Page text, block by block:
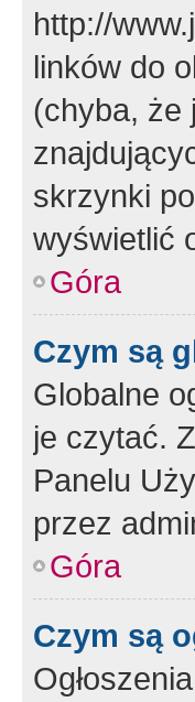
http://
linków do
(chyba, że
skrzynki
wyświetlić
Góra
Czym są
Globalne
je czytać.
Panelu
przez
Góra
Czym są